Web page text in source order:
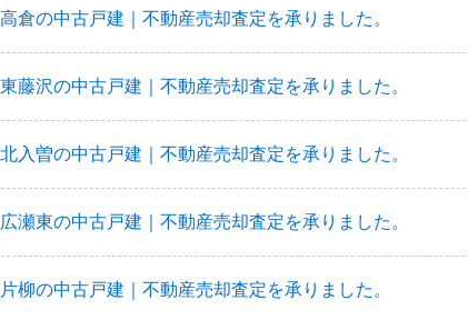
倉の中古戸建｜不動産売却査定を承りました。
藤沢の中古戸建｜不動産売却査定を承りました。
入曽の中古戸建｜不動産売却査定を承りました。
瀬東の中古戸建｜不動産売却査定を承りました。
柳の中古戸建｜不動産売却査定を承りました。